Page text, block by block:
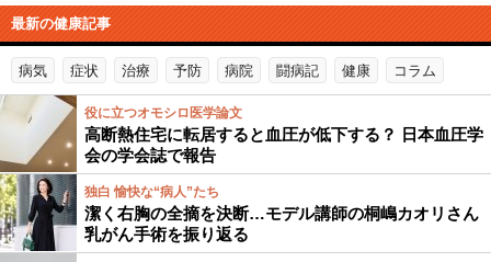
最新の健康記事
病気 症状 治療 予防 病院 闘病記 健康 コラム
役に立つオモシロ医学論文
高断熱住宅に転居すると血圧が低下する？ 日本血圧学
会の学会誌で報告
独白 愉快な“病人”たち
潔く右胸の全摘を決断…モデル講師の桐嶋カオリさん
乳がん手術を振り返る